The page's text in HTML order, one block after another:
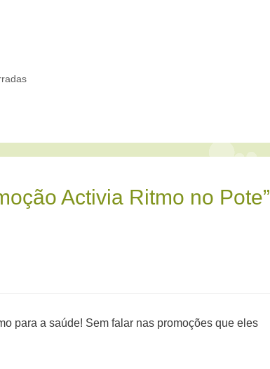
Activia Ritmo no Pote”
para a saúde! Sem falar nas promoções que eles